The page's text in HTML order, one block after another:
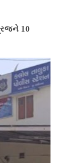
10